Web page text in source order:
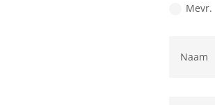
Mevr.